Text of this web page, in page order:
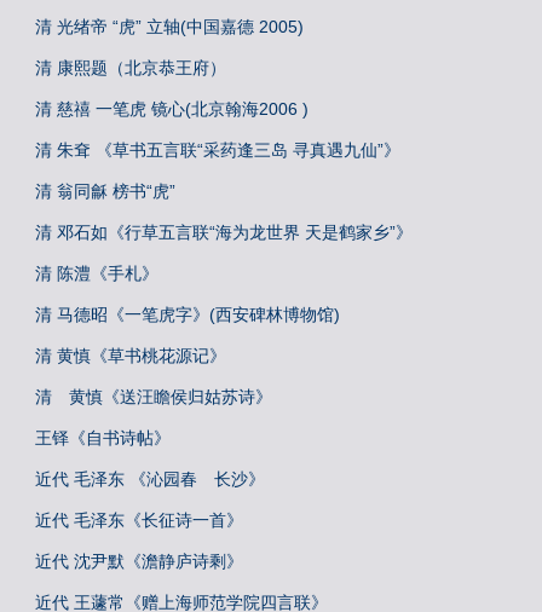
清 光绪帝 “虎” 立轴(中国嘉德 2005)
清 康熙题（北京恭王府）
清 慈禧 一笔虎 镜心(北京翰海2006 )
清 朱耷 《草书五言联“采药逢三岛 寻真遇九仙”》
清 翁同龢 榜书“虎”
清 邓石如《行草五言联“海为龙世界 天是鹤家乡”》
清 陈澧《手札》
清 马德昭《一笔虎字》(西安碑林博物馆)
清 黄慎《草书桃花源记》
清 黄慎《送汪瞻侯归姑苏诗》
王铎《自书诗帖》
近代 毛泽东 《沁园春 长沙》
近代 毛泽东《长征诗一首》
近代 沈尹默《澹静庐诗剩》
近代 王蘧常《赠上海师范学院四言联》